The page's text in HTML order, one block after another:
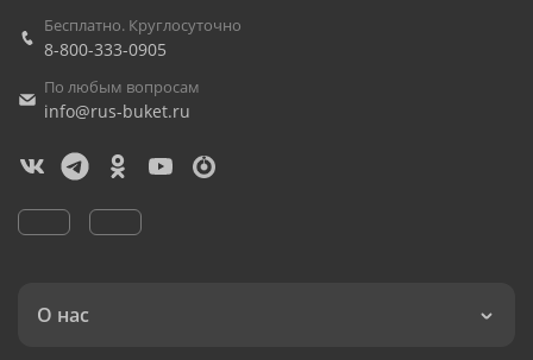
Бесплатно. Круглосуточно
8-800-333-0905
По любым вопросам
info@rus-buket.ru
О нас